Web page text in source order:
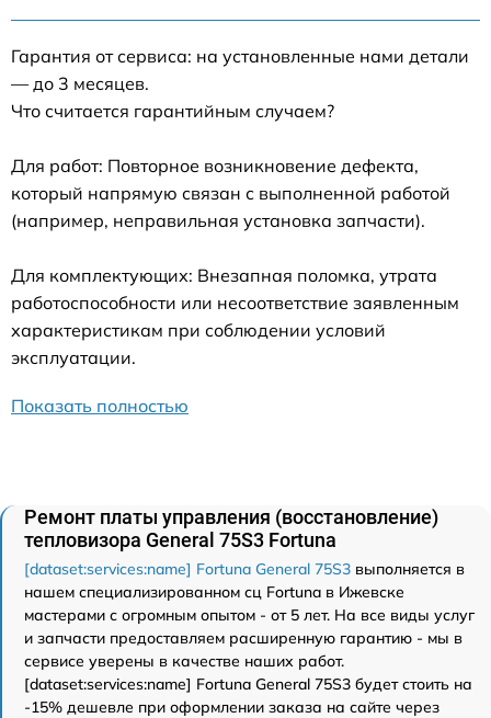
Гарантия от сервиса: на установленные нами детали
— до 3 месяцев.
Что считается гарантийным случаем?
Для работ: Повторное возникновение дефекта,
который напрямую связан с выполненной работой
(например, неправильная установка запчасти).
Для комплектующих: Внезапная поломка, утрата
работоспособности или несоответствие заявленным
характеристикам при соблюдении условий
эксплуатации.
Показать полностью
Ремонт платы управления (восстановление)
тепловизора General 75S3 Fortuna
[dataset:services:name] Fortuna General 75S3 выполняется в
нашем специализированном сц Fortuna в Ижевске
мастерами с огромным опытом - от 5 лет. На все виды услуг
и запчасти предоставляем расширенную гарантию - мы в
сервисе уверены в качестве наших работ.
[dataset:services:name] Fortuna General 75S3 будет стоить на
-15% дешевле при оформлении заказа на сайте через